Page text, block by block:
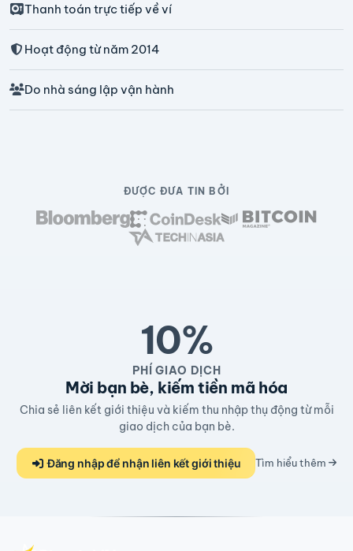
Thanh toán trực tiếp về ví
Hoạt động từ năm 2014
Do nhà sáng lập vận hành
ĐƯỢC ĐƯA TIN BỞI
10%
PHÍ GIAO DỊCH
Mời bạn bè, kiếm tiền mã hóa
Chia sẻ liên kết giới thiệu và kiếm thu nhập thụ động từ mỗi
giao dịch của bạn bè.
Đăng nhập để nhận liên kết giới thiệu Tìm hiểu thêm